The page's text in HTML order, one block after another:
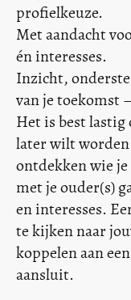
profielkeuze.
Met aandacht
én interesses.
Inzicht,
van je toekomst
Het is best lastig
later wilt
ontdekken wie
met je ouder(s)
en interesses.
te kijken naar
koppelen aan
aansluit.